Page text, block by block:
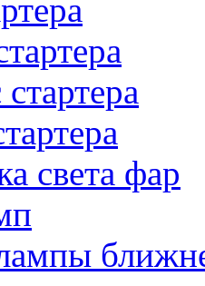
света фар